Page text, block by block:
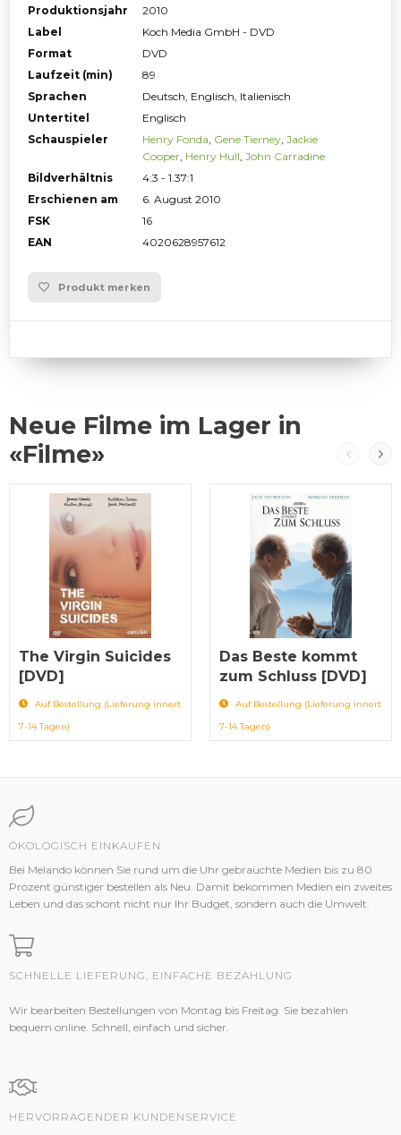
Produktionsjahr
2010
Label
Koch Media GmbH - DVD
Format
DVD
Laufzeit (min)
89
Sprachen
Deutsch, Englisch, Italienisch
Untertitel
Englisch
Schauspieler
Henry Fonda Gene Tierney Jackie
Cooper Henry Hull John Carradine
Bildverhältnis
4:3 - 1.37:1
Erschienen am
6. August 2010
FSK
16
EAN
4020628957612
Produkt merken
Neue Filme im Lager in
«Filme»
The Virgin Suicides
[DVD]
Auf Bestellung (Lieferung innert
7-14 Tagen)
Das Beste kommt
zum Schluss [DVD]
Auf Bestellung (Lieferung innert
7-14 Tagen)
ÖKOLOGISCH EINKAUFEN
Bei Melando können Sie rund um die Uhr gebrauchte Medien bis zu 80
Prozent günstiger bestellen als Neu. Damit bekommen Medien ein zweites
Leben und das schont nicht nur Ihr Budget, sondern auch die Umwelt.
SCHNELLE LIEFERUNG, EINFACHE BEZAHLUNG
Wir bearbeiten Bestellungen von Montag bis Freitag. Sie bezahlen
bequem online. Schnell, einfach und sicher.
HERVORRAGENDER KUNDENSERVICE